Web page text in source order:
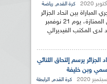
كرة القدم, رياضة
المباراة بين اتحاد الجزائر
و شباب بلوزداد لحساب الكأس الممتازة، يوم 21 نوفمبر
المكتب الفيديرالي
الجزائر يرسم إلتحاق الثنائي
وبن خليفة
كرة القدم, الرابطة